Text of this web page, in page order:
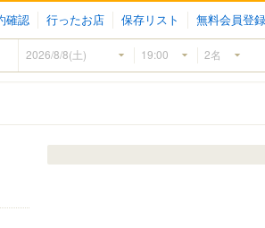
確認 行ったお店 保存リスト 無料会員登